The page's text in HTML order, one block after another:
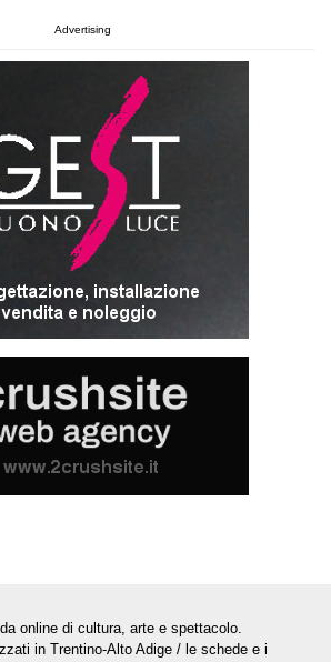
Advertising
online di cultura, arte e spettacolo.
in Trentino-Alto Adige / le schede e i